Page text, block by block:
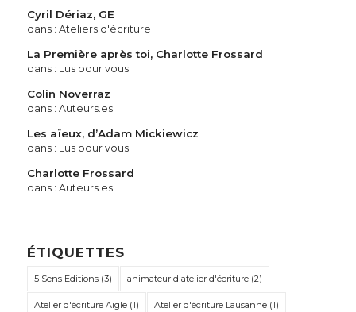
Cyril Dériaz, GE
dans : Ateliers d'écriture
La Première après toi, Charlotte Frossard
dans : Lus pour vous
Colin Noverraz
dans : Auteurs.es
Les aïeux, d’Adam Mickiewicz
dans : Lus pour vous
Charlotte Frossard
dans : Auteurs.es
ÉTIQUETTES
5 Sens Editions(3) animateur d'atelier d'écriture(2)
Atelier d'écriture Aigle(1) Atelier d'écriture Lausanne(1)